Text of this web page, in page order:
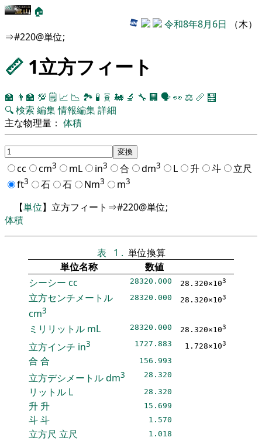
🏠
令和8年8月6日 （木）
⇒#220@単位;
📏 1立方フィート
🏫 👨‍🏫 💯 🗒️ 📈 📉 🏞 🧪 🧬 🚂 🔬 🔧 🏢 🗣️👀 ⚖️ 📏 🧮
🔍検索 編集情報編集詳細
主な物理量： 体積
cc cm3 mL in3 合 dm3 L 升 斗
立尺
ft3 石 石 Nm3 m3
【単位】立方フィート⇒#220@単位;
体積
表 1 . 単位換算
単位名称
数値
シーシー cc 28320.000 28.320×103
立方センチメートル
cm3
28320.000 28.320×103
ミリリットル mL 28320.000 28.320×103
立方インチ in3 1727.883 1.728×103
合 合 156.993
立方デシメートルdm3 28.320
リットル L 28.320
升 升 15.699
斗斗 1.570
立方尺 立尺 1.018